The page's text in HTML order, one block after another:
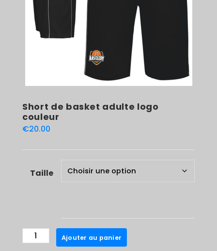
Short de basket adulte logo
couleur
€20.00
Taille
quantité
de
Ajouter au panier